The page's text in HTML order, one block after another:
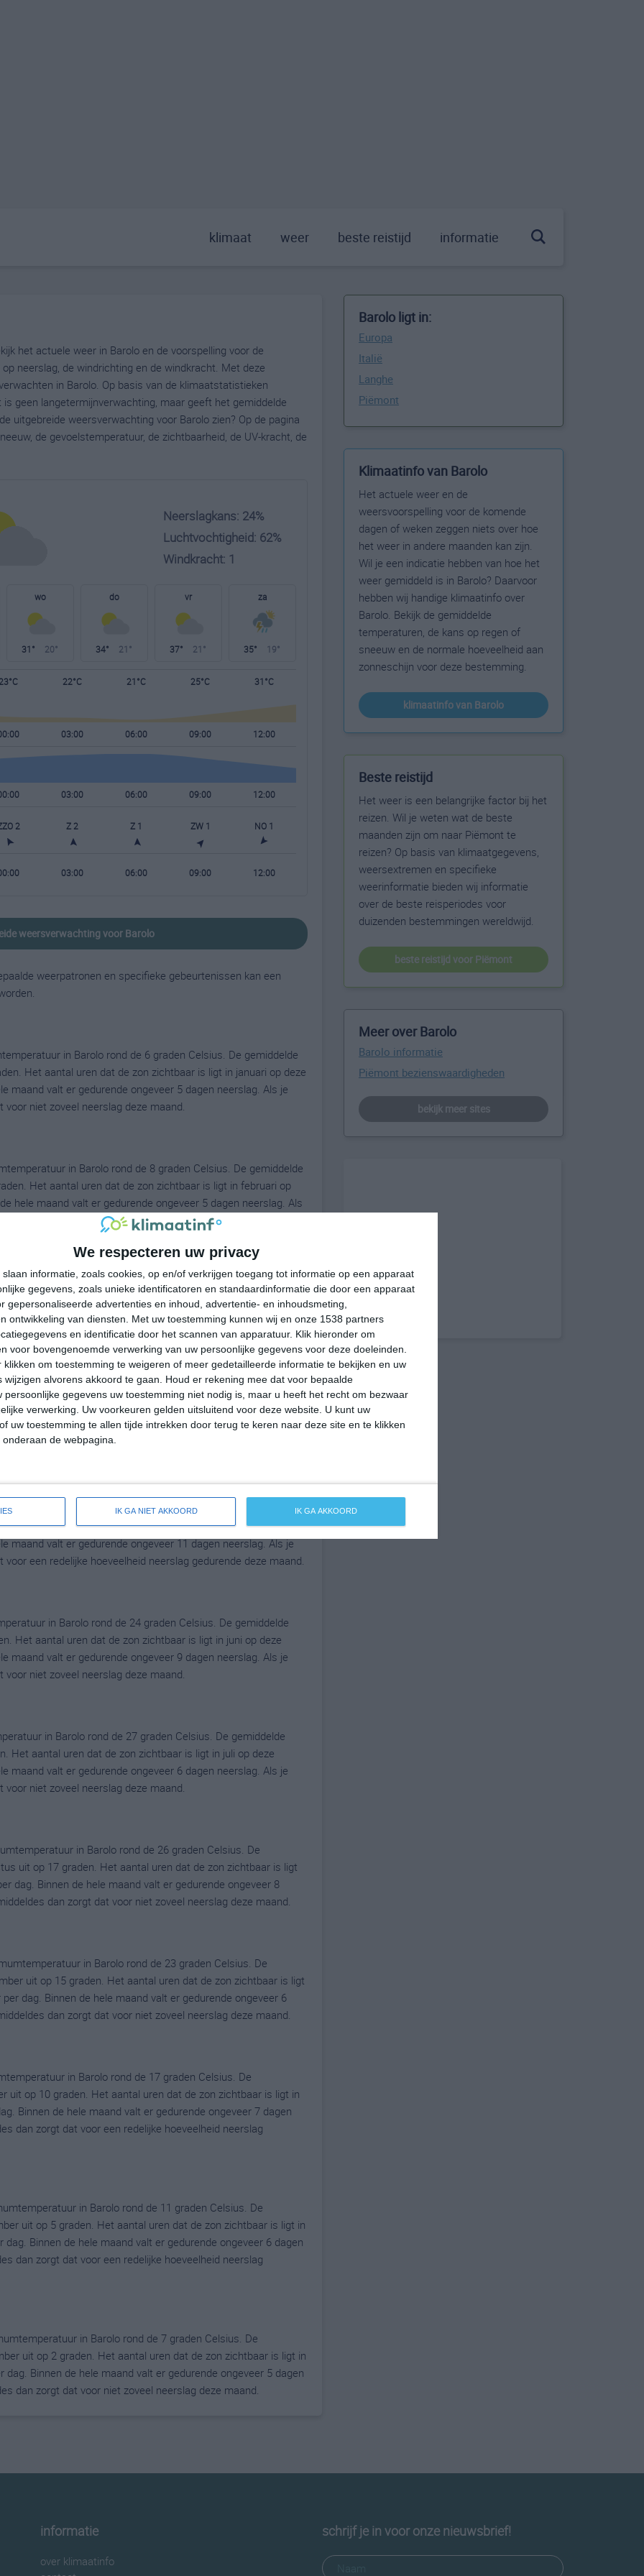
We respecteren uw privacy
slaan informatie, zoals cookies, op en/of verkrijgen toegang tot informatie op een apparaat
gegevens, zoals unieke identificatoren en standaardinformatie die door een apparaat
gepersonaliseerde advertenties en inhoud, advertentie- en inhoudsmeting,
ontwikkeling van diensten.
Met uw toestemming kunnen wij en onze 1538 partners
en identificatie door het scannen van apparatuur. Klik hieronder om
voor bovengenoemde verwerking van uw persoonlijke gegevens voor deze doeleinden.
klikken om toestemming te weigeren of meer gedetailleerde informatie te bekijken en uw
alvorens akkoord te gaan.
Houd er rekening mee dat voor bepaalde
persoonlijke gegevens uw toestemming niet nodig is, maar u heeft het recht om bezwaar
verwerking. Uw voorkeuren gelden uitsluitend voor deze website. U kunt uw
uw toestemming te allen tijde intrekken door terug te keren naar deze site en te klikken
de webpagina.
IK GA NIET AKKOORD IK GA AKKOORD
klimaat weer beste reistijd informatie
het actuele weer in Barolo en de voorspelling voor de
neerslag, de windrichting en de windkracht. Met deze
in Barolo. Op basis van de klimaatstatistieken
geen langetermijnverwachting, maar geeft het gemiddelde
uitgebreide weersverwachting voor Barolo zien? Op de pagina
de gevoelstemperatuur, de zichtbaarheid, de UV-kracht, de
Neerslagkans: 24%
Luchtvochtigheid: 62%
Windkracht: 1
wo
31° 20°
do
34° 21°
vr
37° 21°
za
35° 19°
23°C 22°C 21°C 25°C 31°C
03:00 06:00 09:00 12:00
03:00 06:00 09:00 12:00
2 Z 2 Z 1 ZW 1 NO 1
03:00 06:00 09:00 12:00
weersverwachting voor Barolo
weerpatronen en specifieke gebeurtenissen kan een
in Barolo rond de 6 graden Celsius. De gemiddelde
Het aantal uren dat de zon zichtbaar is ligt in januari op deze
maand valt er gedurende ongeveer 5 dagen neerslag. Als je
niet zoveel neerslag deze maand.
in Barolo rond de 8 graden Celsius. De gemiddelde
Het aantal uren dat de zon zichtbaar is ligt in februari op
hele maand valt er gedurende ongeveer 5 dagen neerslag. Als
voor niet zoveel neerslag deze maand.
in Barolo rond de 12 graden Celsius. De gemiddelde
Het aantal uren dat de zon zichtbaar is ligt in maart op deze
maand valt er gedurende ongeveer 6 dagen neerslag. Als je
een redelijke hoeveelheid neerslag gedurende deze maand.
in Barolo rond de 16 graden Celsius. De gemiddelde
Het aantal uren dat de zon zichtbaar is ligt in april op deze
maand valt er gedurende ongeveer 10 dagen neerslag. Als je
een redelijke hoeveelheid neerslag gedurende deze maand.
in Barolo rond de 20 graden Celsius. De gemiddelde
Het aantal uren dat de zon zichtbaar is ligt in mei op deze
maand valt er gedurende ongeveer 11 dagen neerslag. Als je
een redelijke hoeveelheid neerslag gedurende deze maand.
in Barolo rond de 24 graden Celsius. De gemiddelde
Het aantal uren dat de zon zichtbaar is ligt in juni op deze
maand valt er gedurende ongeveer 9 dagen neerslag. Als je
niet zoveel neerslag deze maand.
in Barolo rond de 27 graden Celsius. De gemiddelde
Het aantal uren dat de zon zichtbaar is ligt in juli op deze
maand valt er gedurende ongeveer 6 dagen neerslag. Als je
niet zoveel neerslag deze maand.
in Barolo rond de 26 graden Celsius. De
uit op 17 graden. Het aantal uren dat de zon zichtbaar is ligt
dag. Binnen de hele maand valt er gedurende ongeveer 8
dan zorgt dat voor niet zoveel neerslag deze maand.
in Barolo rond de 23 graden Celsius. De
uit op 15 graden. Het aantal uren dat de zon zichtbaar is ligt
dag. Binnen de hele maand valt er gedurende ongeveer 6
dan zorgt dat voor niet zoveel neerslag deze maand.
in Barolo rond de 17 graden Celsius. De
uit op 10 graden. Het aantal uren dat de zon zichtbaar is ligt in
Binnen de hele maand valt er gedurende ongeveer 7 dagen
dan zorgt dat voor een redelijke hoeveelheid neerslag
in Barolo rond de 11 graden Celsius. De
uit op 5 graden. Het aantal uren dat de zon zichtbaar is ligt in
Binnen de hele maand valt er gedurende ongeveer 6 dagen
dan zorgt dat voor een redelijke hoeveelheid neerslag
in Barolo rond de 7 graden Celsius. De
uit op 2 graden. Het aantal uren dat de zon zichtbaar is ligt in
Binnen de hele maand valt er gedurende ongeveer 5 dagen
dan zorgt dat voor niet zoveel neerslag deze maand.
Barolo ligt in:
Europa
Italië
Langhe
Piëmont
Klimaatinfo van Barolo
Het actuele weer en de
weersvoorspelling voor de komende
dagen of weken zeggen niets over hoe
het weer in andere maanden kan zijn.
Wil je een indicatie hebben van hoe het
weer gemiddeld is in Barolo? Daarvoor
hebben wij handige klimaatinfo over
Barolo. Bekijk de gemiddelde
temperaturen, de kans op regen of
sneeuw en de normale hoeveelheid aan
zonneschijn voor deze bestemming.
klimaatinfo van Barolo
Beste reistijd
Het weer is een belangrijke factor bij het
reizen. Wil je weten wat de beste
maanden zijn om naar Piëmont te
reizen? Op basis van klimaatgegevens,
weersextremen en specifieke
weerinformatie bieden wij informatie
over de beste reisperiodes voor
duizenden bestemmingen wereldwijd.
beste reistijd voor Piëmont
Meer over Barolo
Barolo informatie
Piëmont bezienswaardigheden
bekijk meer sites
informatie
over klimaatinfo
schrijf je in voor onze nieuwsbrief!